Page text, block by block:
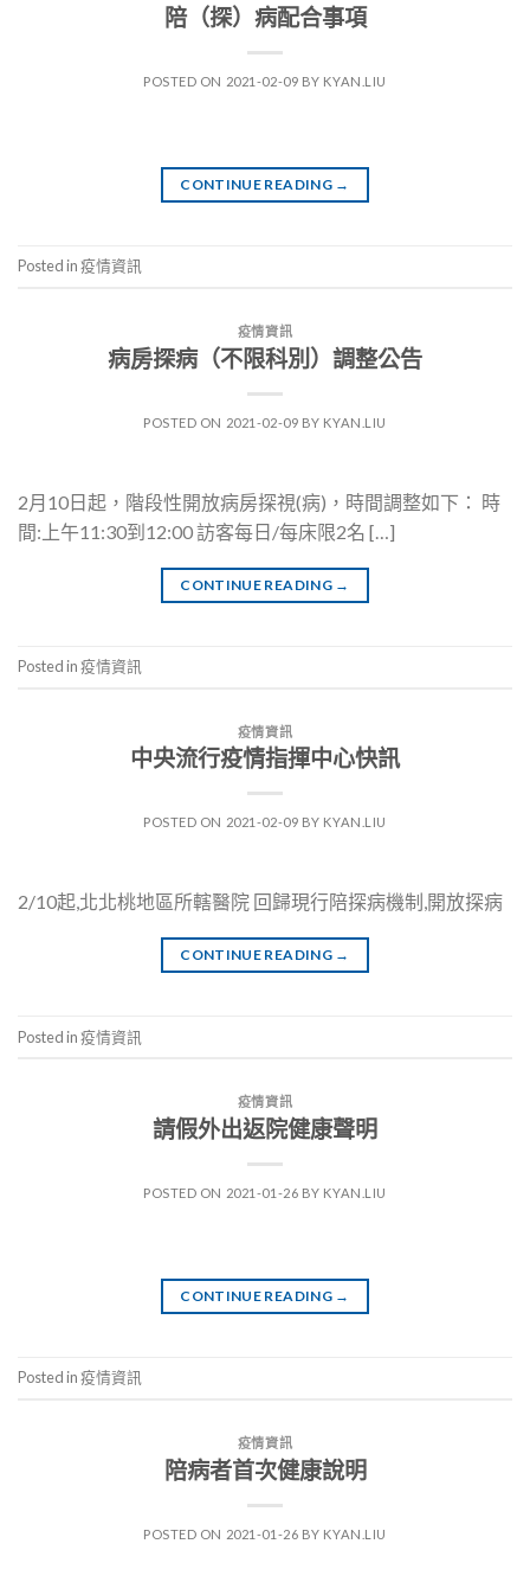
陪（探）病配合事項
POSTED ON 2021-02-09 BY KYAN.LIU
CONTINUE READING →
Posted in疫情資訊
疫情資訊
病房探病（不限科別）調整公告
POSTED ON 2021-02-09 BY KYAN.LIU
2月10日起，階段性開放病房探視(病)，時間調整如下： 時
間:上午11:30到12:00 訪客每日/每床限2名 […]
CONTINUE READING →
Posted in疫情資訊
疫情資訊
中央流行疫情指揮中心快訊
POSTED ON 2021-02-09 BY KYAN.LIU
2/10起,北北桃地區所轄醫院 回歸現行陪探病機制,開放探病
CONTINUE READING →
Posted in疫情資訊
疫情資訊
請假外出返院健康聲明
POSTED ON 2021-01-26 BY KYAN.LIU
CONTINUE READING →
Posted in疫情資訊
疫情資訊
陪病者首次健康說明
POSTED ON 2021-01-26 BY KYAN.LIU